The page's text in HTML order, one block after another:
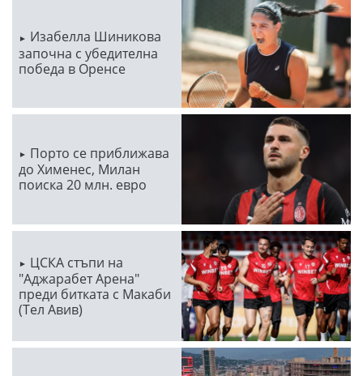
Изабелла Шиникова
започна с убедителна
победа в Оренсе
Порто се приближава
до Хименес, Милан
поиска 20 млн. евро
ЦСКА стъпи на
"Аджарабет Арена"
преди битката с Макаби
(Тел Авив)